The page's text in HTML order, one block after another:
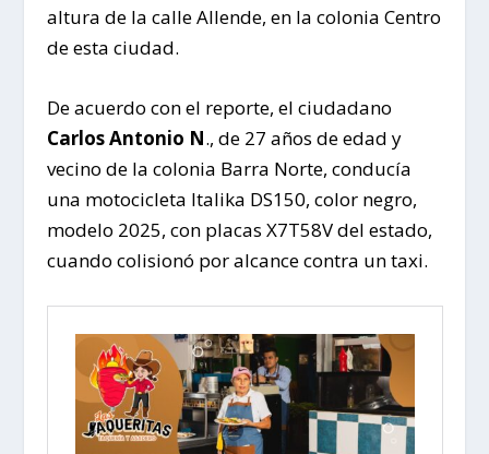
altura de la calle Allende, en la colonia Centro
de esta ciudad.
De acuerdo con el reporte, el ciudadano
Carlos Antonio N., de 27 años de edad y
vecino de la colonia Barra Norte, conducía
una motocicleta Italika DS150, color negro,
modelo 2025, con placas X7T58V del estado,
cuando colisionó por alcance contra un taxi.